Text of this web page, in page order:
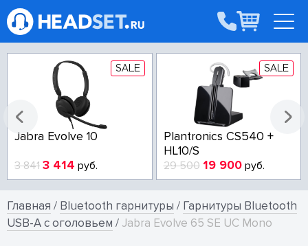
SALE
Jabra Evolve 10
3 841 3 414 руб.
SALE
Plantronics CS540 +
HL10/S
29 500 19 900руб.
Главная / Bluetooth гарнитуры / Гарнитуры Bluetooth
USB-A с оголовьем / Jabra Evolve 65 SE UC Mono